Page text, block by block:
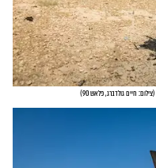
(צילום: חיים גולדברג, פלאש 90 )